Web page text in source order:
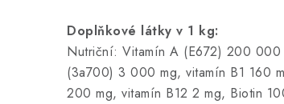
Doplňkové látky v 1 kg:
Nutriční: Vitamín A (E672) 200 000
(3a700) 3 000 mg, vitamín B1 160
200 mg, vitamín B12 2 mg, Biotin